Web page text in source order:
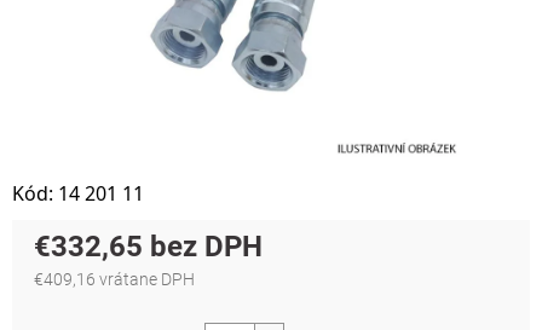
€332,65
€409,16 vrátane DPH
Kód: 14 201 11